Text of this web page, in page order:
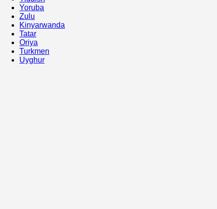
Yoruba
Zulu
Kinyarwanda
Tatar
Oriya
Turkmen
Uyghur